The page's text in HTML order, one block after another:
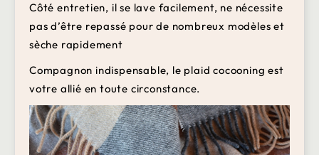
Côté entretien, il se lave facilement, ne nécessite
pas d’être repassé pour de nombreux modèles et
sèche rapidement
Compagnon indispensable, le plaid cocooning est
votre allié en toute circonstance.